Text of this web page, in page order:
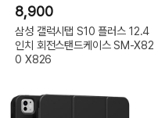
8,900
삼성 갤럭시탭 S10 플러스 12.4
인치 회전스탠드케이스 SM-X82
0 X826